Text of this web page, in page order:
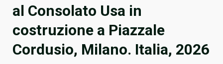
al Consolato Usa in
costruzione a Piazzale
Cordusio, Milano. Italia, 2026